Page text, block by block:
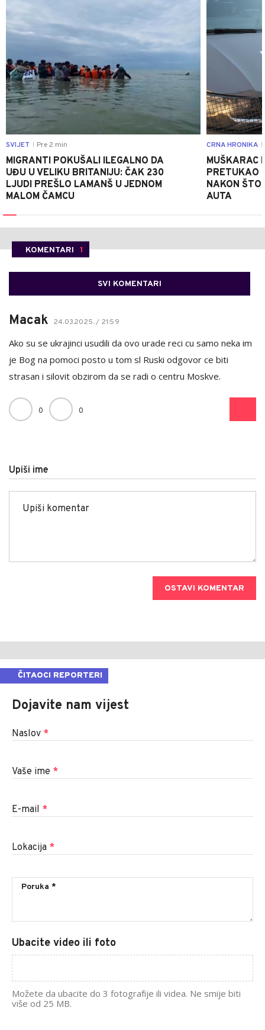
SVIJET Pre 2 min
MIGRANTI POKUŠALI ILEGALNO DA
UĐU U VELIKU BRITANIJU: ČAK 230
LJUDI PREŠLO LAMANŠ U JEDNOM
MALOM ČAMCU
CRNA HRONIKA
MUŠKARAC
PRETUKAO
NAKON ŠTO
AUTA
KOMENTARI 1
SVI KOMENTARI
Macak 24.03.2025. / 21:59
Ako su se ukrajinci usudili da ovo urade reci cu samo neka im
je Bog na pomoci posto u tom sl Ruski odgovor ce biti
strasan i silovit obzirom da se radi o centru Moskve.
0 0
Upiši ime
OSTAVI KOMENTAR
ČITAOCI REPORTERI
Dojavite nam vijest
Naslov *
Vaše ime *
E-mail *
Lokacija *
Ubacite video ili foto
Možete da ubacite do 3 fotografije ili videa. Ne smije biti
više od 25 MB.